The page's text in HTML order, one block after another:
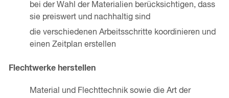
bei der Wahl der Materialien berücksichtigen, dass
sie preiswert und nachhaltig sind
die verschiedenen Arbeitsschritte koordinieren und
einen Zeitplan erstellen
Flechtwerke herstellen
Material und Flechttechnik sowie die Art der